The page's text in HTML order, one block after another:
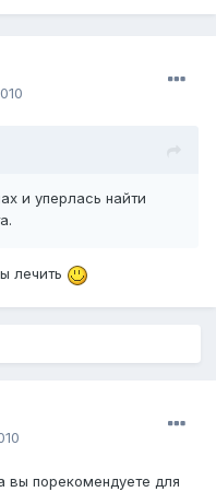
и уперлась найти
лечить
вы порекомендуете для